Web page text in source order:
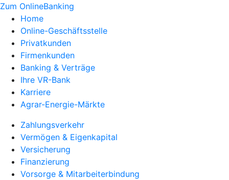
Zum OnlineBanking
Home
Online-Geschäftsstelle
Privatkunden
Firmenkunden
Banking & Verträge
Ihre VR-Bank
Karriere
Agrar-Energie-Märkte
Zahlungsverkehr
Vermögen & Eigenkapital
Versicherung
Finanzierung
Vorsorge & Mitarbeiterbindung